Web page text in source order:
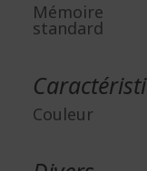
Mémoire
standard
Couleur